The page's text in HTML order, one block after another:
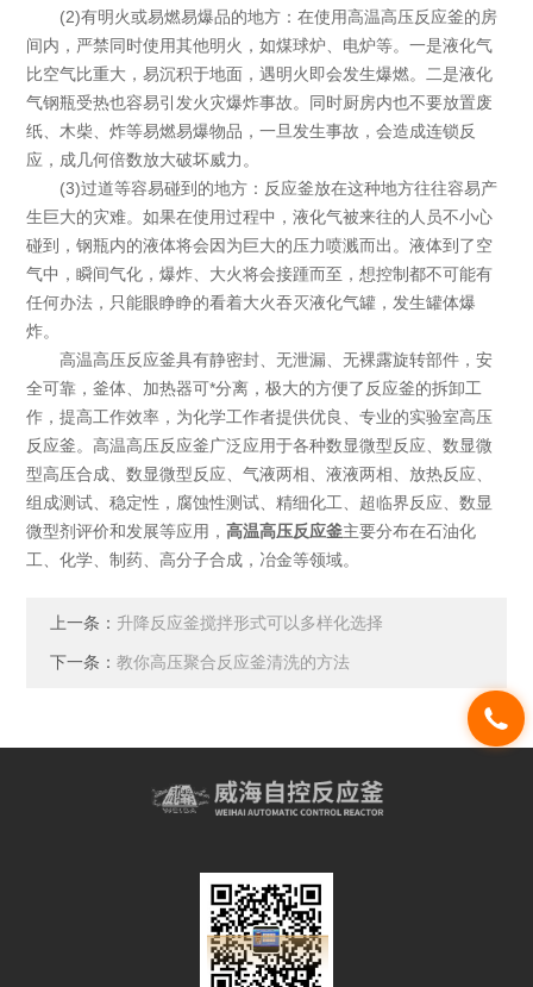
(2)有明火或易燃易爆品的地方：在使用高温高压反应釜的房
间内，严禁同时使用其他明火，如煤球炉、电炉等。一是液化气
比空气比重大，易沉积于地面，遇明火即会发生爆燃。二是液化
气钢瓶受热也容易引发火灾爆炸事故。同时厨房内也不要放置废
纸、木柴、炸等易燃易爆物品，一旦发生事故，会造成连锁反
应，成几何倍数放大破坏威力。
(3)过道等容易碰到的地方：反应釜放在这种地方往往容易产
生巨大的灾难。如果在使用过程中，液化气被来往的人员不小心
碰到，钢瓶内的液体将会因为巨大的压力喷溅而出。液体到了空
气中，瞬间气化，爆炸、大火将会接踵而至，想控制都不可能有
任何办法，只能眼睁睁的看着大火吞灭液化气罐，发生罐体爆
炸。
高温高压反应釜具有静密封、无泄漏、无裸露旋转部件，安
全可靠，釜体、加热器可*分离，极大的方便了反应釜的拆卸工
作，提高工作效率，为化学工作者提供优良、专业的实验室高压
反应釜。高温高压反应釜广泛应用于各种数显微型反应、数显微
型高压合成、数显微型反应、气液两相、液液两相、放热反应、
组成测试、稳定性，腐蚀性测试、精细化工、超临界反应、数显
微型剂评价和发展等应用，高温高压反应釜主要分布在石油化
工、化学、制药、高分子合成，冶金等领域。
上一条： 升降反应釜搅拌形式可以多样化选择
下一条：教你高压聚合反应釜清洗的方法